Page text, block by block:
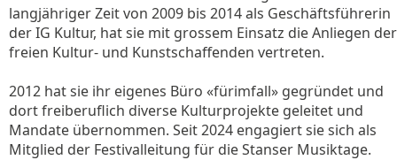
langjähriger Zeit von 2009 bis 2014 als Geschäftsführerin
der IG Kultur, hat sie mit grossem Einsatz die Anliegen der
freien Kultur- und Kunstschaffenden vertreten.
2012 hat sie ihr eigenes Büro «fürimfall» gegründet und
dort freiberuflich diverse Kulturprojekte geleitet und
Mandate übernommen. Seit 2024 engagiert sie sich als
Mitglied der Festivalleitung für die Stanser Musiktage.